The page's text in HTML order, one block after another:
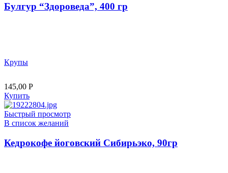
Булгур “Здороведа”, 400 гр
Крупы
145,00 Р
Купить
Быстрый просмотр
В список желаний
Кедрокофе йоговский Сибирьэко, 90гр